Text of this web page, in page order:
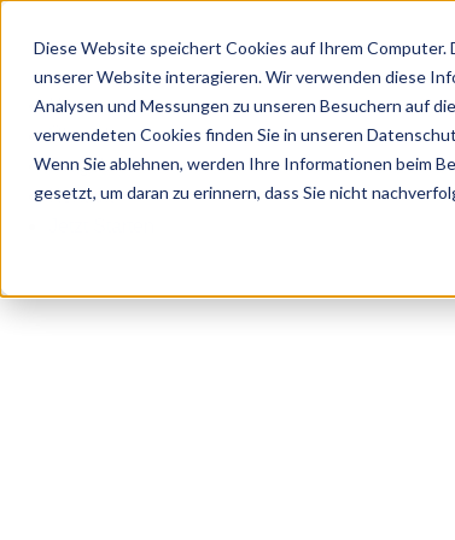
Diese Website speichert Cookies auf Ihrem
unserer Website interagieren. Wir verwenden diese
Analysen und Messungen zu unseren Besuchern auf
verwendeten Cookies finden Sie in unseren
Wenn Sie ablehnen, werden Ihre Informationen beim
gesetzt, um daran zu erinnern, dass Sie nicht
Home
Über Uns
Ratgeber
Kontakt